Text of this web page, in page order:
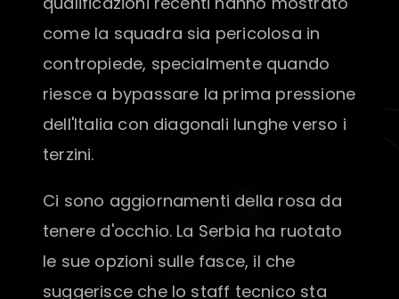
come la squadra sia pericolosa in
contropiede, specialmente quando
riesce a bypassare la prima pressione
dell'Italia con diagonali lunghe verso i
terzini.
Ci sono aggiornamenti della rosa da
tenere d'occhio. La Serbia ha ruotato
le sue opzioni sulle fasce, il che
suggerisce che lo staff tecnico sta